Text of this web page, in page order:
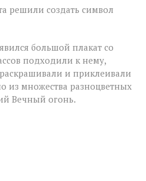
решили создать символ
большой плакат со
подходили к нему,
и приклеивали
из множества разноцветных
Вечный огонь.